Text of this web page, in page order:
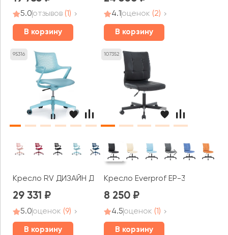
5.0отзывов (1)
В корзину
4.1 оценок (2)
В корзину
95316
Кресло RV ДИЗАЙН Дрим / Dream (B2202)
29 331
5.0оценок (9)
В корзину
107352
Кресло Everprof EP-300
8 250
4.5оценок (1)
В корзину